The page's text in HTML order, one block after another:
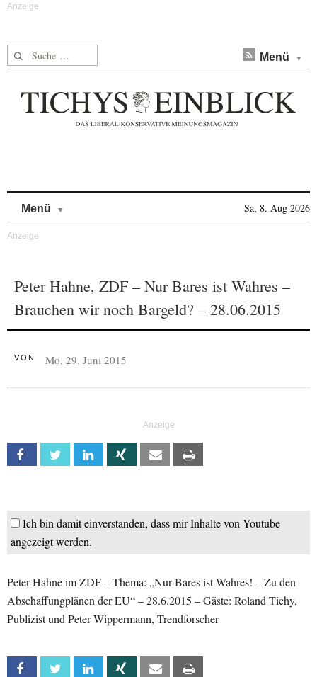
Suche nach: Menü
Menü Sa, 8. Aug 2026
Peter Hahne, ZDF – Nur Bares ist Wahres –
Brauchen wir noch Bargeld? – 28.06.2015
VON Mo, 29. Juni 2015
Facebook Twitter Linkedin Xing Email
Ich bin damit einverstanden, dass mir Inhalte von Youtube
angezeigt werden.
Peter Hahne im ZDF – Thema: „Nur Bares ist Wahres! – Zu den
Abschaffungplänen der EU“ – 28.6.2015 – Gäste: Roland Tichy,
Publizist und Peter Wippermann, Trendforscher
Facebook Twitter Linkedin Xing Email